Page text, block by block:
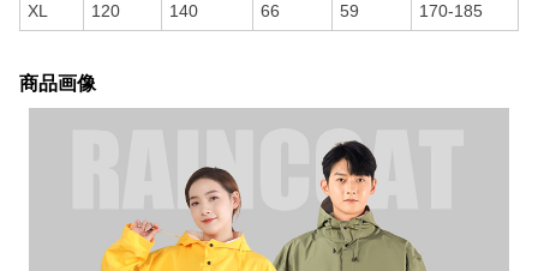
XL 120 140 66 59 170-185
商品画像